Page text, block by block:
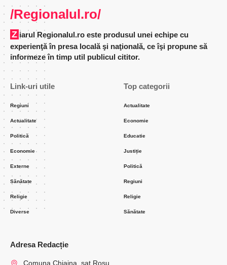
/Regionalul.ro/
Ziarul Regionalul.ro este produsul unei echipe cu
experienţă în presa locală şi naţională, ce îşi propune să
informeze în timp util publicul cititor.
Link-uri utile
Regiuni
Actualitate
Politică
Economie
Externe
Sănătate
Religie
Diverse
Top categorii
Actualitate
Economie
Educatie
Justiție
Politică
Regiuni
Religie
Sănătate
Adresa Redacție
Comuna Chiajna, sat Rosu